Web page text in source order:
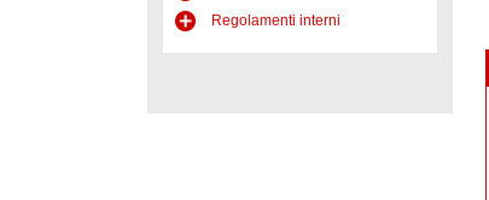
Regolamenti interni